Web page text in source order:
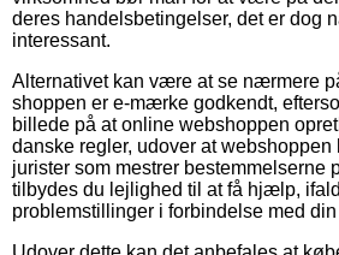
deres handelsbetingelser, det er dog
interessant.
Alternativet kan være at se nærmere
shoppen er e-mærke godkendt,
billede på at online webshoppen
danske regler, udover at
jurister som mestrer bestemmelserne
tilbydes du lejlighed til at få hjælp,
problemstillinger i forbindelse med din